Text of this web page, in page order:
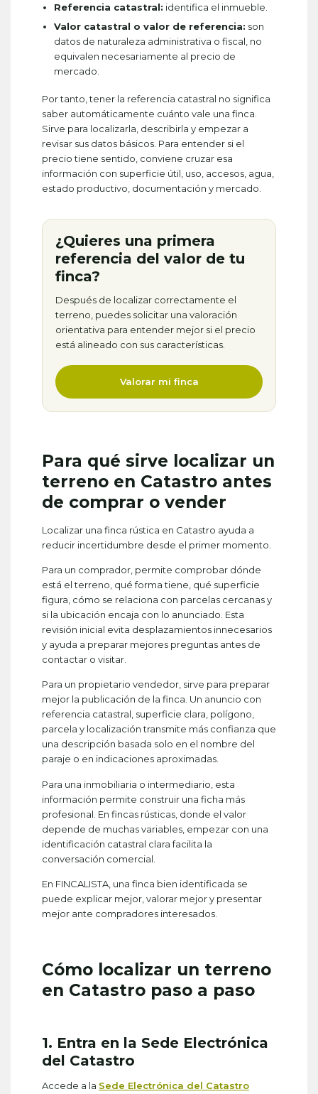
Referencia catastral: identifica el inmueble.
Valor catastral o valor de referencia: son
datos de naturaleza administrativa o fiscal, no
equivalen necesariamente al precio de
mercado.
Por tanto, tener la referencia catastral no significa
saber automáticamente cuánto vale una finca.
Sirve para localizarla, describirla y empezar a
revisar sus datos básicos. Para entender si el
precio tiene sentido, conviene cruzar esa
información con superficie útil, uso, accesos, agua,
estado productivo, documentación y mercado.
¿Quieres una primera
referencia del valor de tu
finca?
Después de localizar correctamente el
terreno, puedes solicitar una valoración
orientativa para entender mejor si el precio
está alineado con sus características.
Valorar mi finca
Para qué sirve localizar un
terreno en Catastro antes
de comprar o vender
Localizar una finca rústica en Catastro ayuda a
reducir incertidumbre desde el primer momento.
Para un comprador, permite comprobar dónde
está el terreno, qué forma tiene, qué superficie
figura, cómo se relaciona con parcelas cercanas y
si la ubicación encaja con lo anunciado. Esta
revisión inicial evita desplazamientos innecesarios
y ayuda a preparar mejores preguntas antes de
contactar o visitar.
Para un propietario vendedor, sirve para preparar
mejor la publicación de la finca. Un anuncio con
referencia catastral, superficie clara, polígono,
parcela y localización transmite más confianza que
una descripción basada solo en el nombre del
paraje o en indicaciones aproximadas.
Para una inmobiliaria o intermediario, esta
información permite construir una ficha más
profesional. En fincas rústicas, donde el valor
depende de muchas variables, empezar con una
identificación catastral clara facilita la
conversación comercial.
En FINCALISTA, una finca bien identificada se
puede explicar mejor, valorar mejor y presentar
mejor ante compradores interesados.
Cómo localizar un terreno
en Catastro paso a paso
1. Entra en la Sede Electrónica
del Catastro
Accede a la Sede Electrónica del Catastro